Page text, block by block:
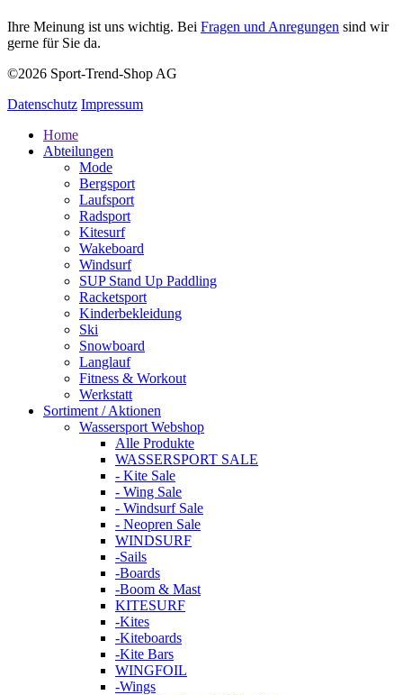
Ihre Meinung ist uns wichtig. Bei Fragen und Anregungen sind wir
gerne für Sie da.
©2026 Sport-Trend-Shop AG
Datenschutz Impressum
Home
Abteilungen
Mode
Bergsport
Laufsport
Radsport
Kitesurf
Wakeboard
Windsurf
SUP Stand Up Paddling
Racketsport
Kinderbekleidung
Ski
Snowboard
Langlauf
Fitness & Workout
Werkstatt
Sortiment / Aktionen
Wassersport Webshop
Alle Produkte
WASSERSPORT SALE
- Kite Sale
- Wing Sale
- Windsurf Sale
- Neopren Sale
WINDSURF
-Sails
-Boards
-Boom & Mast
KITESURF
-Kites
-Kiteboards
-Kite Bars
WINGFOIL
-Wings